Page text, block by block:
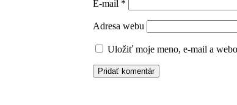
E-mail *
Adresa webu
Uložiť moje meno, e-mail a